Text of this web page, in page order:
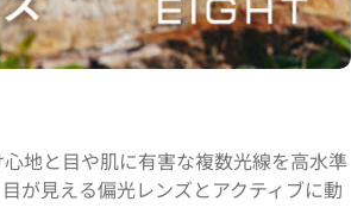
地と目や肌に有害な複数光線を高水準
が見える偏光レンズとアクティブに動